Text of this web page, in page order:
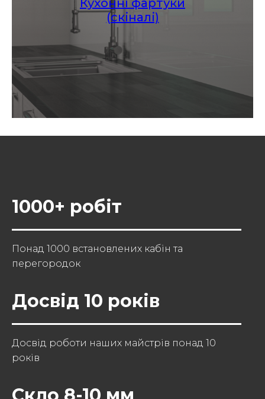
Кухонні фартуки
(скіналі)
1000+ робіт
Понад 1000 встановлених кабін та
перегородок
Досвід 10 років
Досвід роботи наших майстрів понад 10
років